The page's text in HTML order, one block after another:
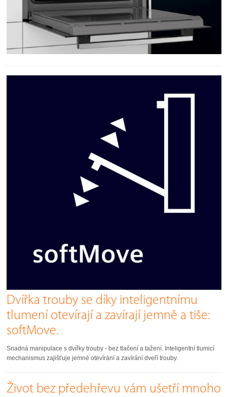
Dvířka trouby se díky inteligentnímu
tlumení otevírají a zavírají jemně a tiše:
softMove.
Snadná manipulace s dvířky trouby - bez tlačení a tažení. Inteligentní tlumicí
mechanismus zajišťuje jemné otevírání a zavírání dveří trouby.
Život bez předehřevu vám ušetří mnoho